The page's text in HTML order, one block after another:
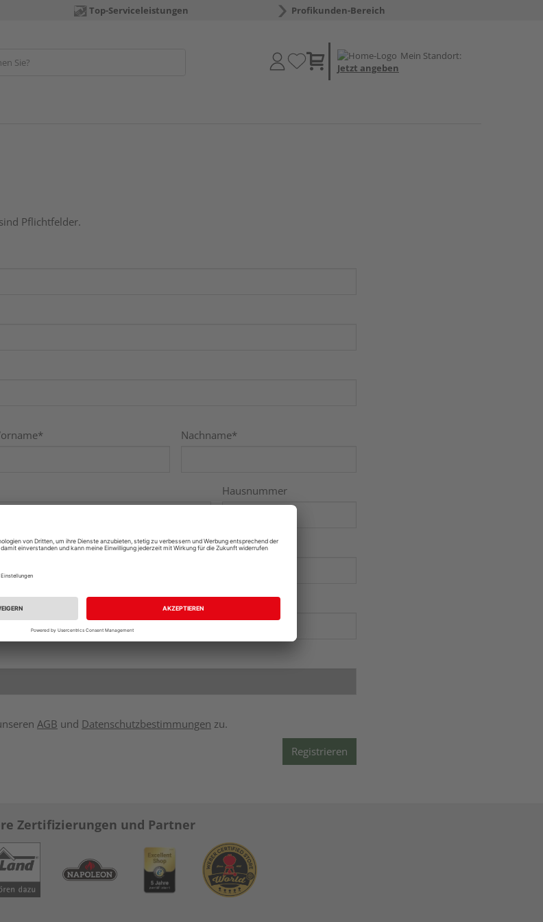
Top-Serviceleistungen Profikunden-Bereich
Mein Standort:
Jetzt angeben
Pflichtfelder.
* Nachname*
Hausnummer
AGB und Datenschutzbestimmungen zu.
Registrieren
Zertifizierungen und Partner